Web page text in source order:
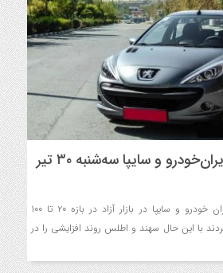
قیمت محصولات ایران‌خودرو و سایپا سه‌شنبه ۳۰ تیر
قیمت بیشتر محصولات ایران خودرو و سایپا در بازار آزاد در بازه ۲۰ تا ۱۰۰
با این حال سهند و اطلس روند افزایشی را در